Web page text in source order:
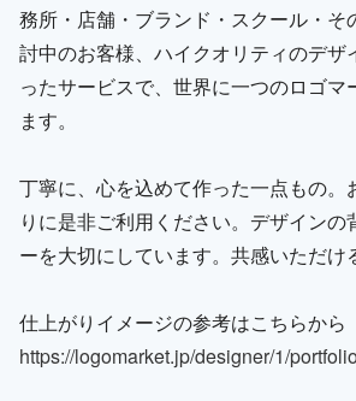
務所・店舗・ブランド・スクール・そ
討中のお客様、ハイクオリティのデザ
ったサービスで、世界に一つのロゴマ
ます。
丁寧に、心を込めて作った一点もの。
りに是非ご利用ください。デザインの
ーを大切にしています。共感いただけ
仕上がりイメージの参考はこちらから
https://logomarket.jp/designer/1/